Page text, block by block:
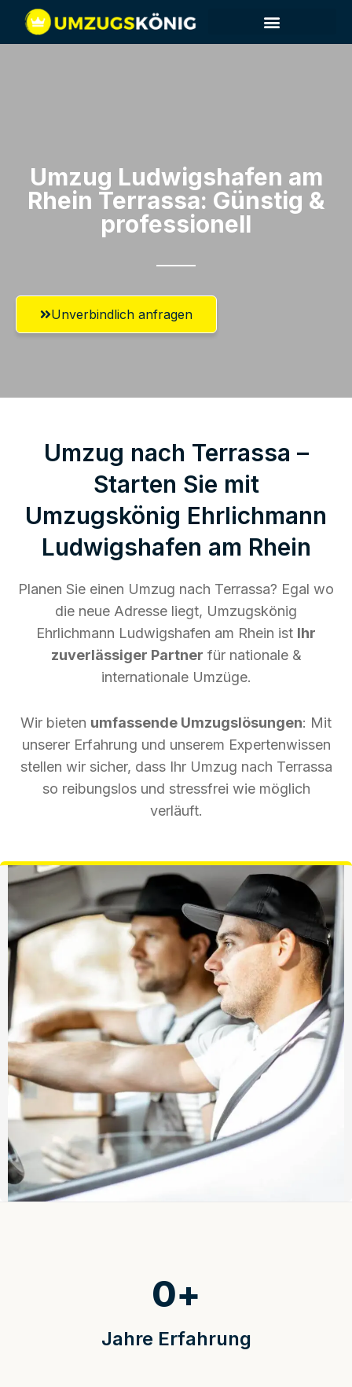
Umzug Ludwigshafen am
Rhein​ Terrassa: Günstig &
professionell​
Unverbindlich anfragen
Umzug nach Terrassa –
Starten Sie mit
Umzugskönig Ehrlichmann
Ludwigshafen am Rhein
Planen Sie einen Umzug nach Terrassa? Egal wo
die neue Adresse liegt, Umzugskönig
Ehrlichmann Ludwigshafen am Rhein ist Ihr
zuverlässiger Partner für nationale &
internationale Umzüge.
Wir bieten umfassende Umzugslösungen: Mit
unserer Erfahrung und unserem Expertenwissen
stellen wir sicher, dass Ihr Umzug nach Terrassa
so reibungslos und stressfrei wie möglich
verläuft.
Jahre Erfahrung
0+